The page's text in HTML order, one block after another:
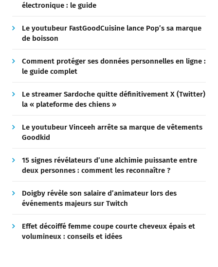
électronique : le guide
Le youtubeur FastGoodCuisine lance Pop’s sa marque
de boisson
Comment protéger ses données personnelles en ligne :
le guide complet
Le streamer Sardoche quitte définitivement X (Twitter)
la « plateforme des chiens »
Le youtubeur Vinceeh arrête sa marque de vêtements
Goodkid
15 signes révélateurs d’une alchimie puissante entre
deux personnes : comment les reconnaître ?
Doigby révèle son salaire d’animateur lors des
événements majeurs sur Twitch
Effet décoiffé femme coupe courte cheveux épais et
volumineux : conseils et idées